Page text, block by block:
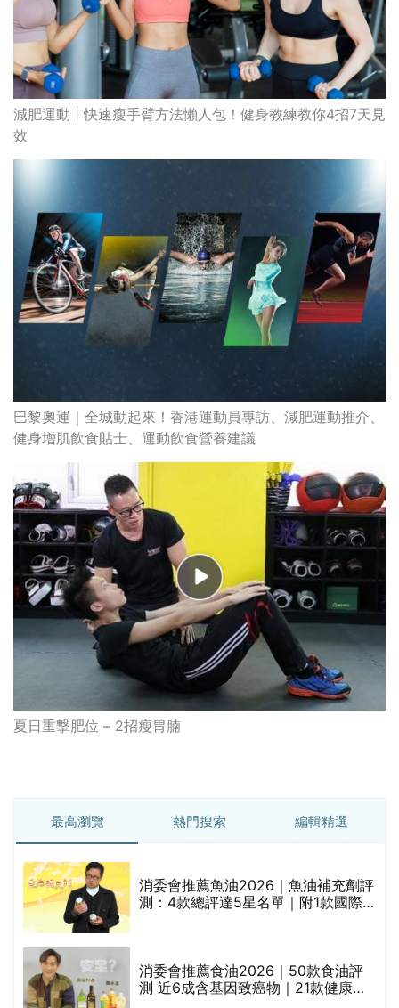
減肥運動 | 快速瘦手臂方法懶人包！健身教練教你4招7天見
效
巴黎奧運｜全城動起來！香港運動員專訪、減肥運動推介、
健身增肌飲食貼士、運動飲食營養建議
夏日重撃肥位 – 2招瘦胃腩
最高瀏覽 熱門搜索 編輯精選
消委會推薦魚油2026｜魚油補充劑評
測：4款總評達5星名單｜附1款國際
消委會推薦食油2026｜50款食油評
測 近6成含基因致癌物｜21款健康煮